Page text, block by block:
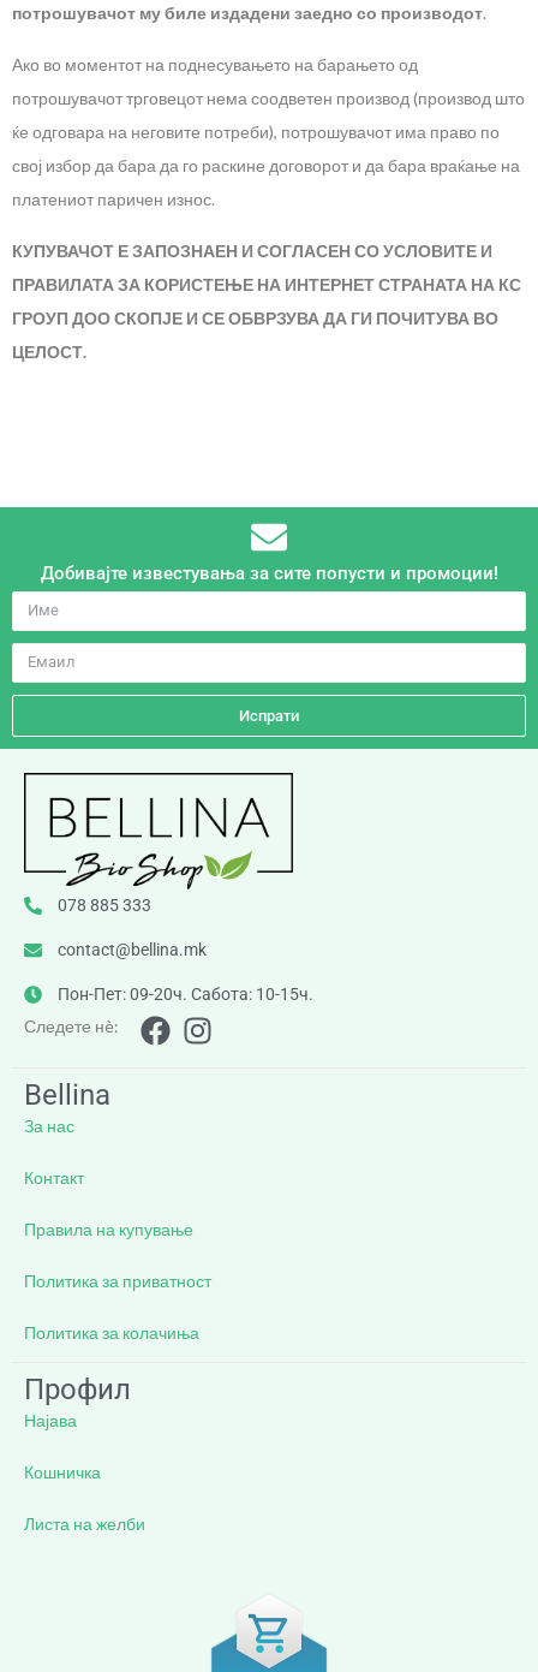
потрошувачот му биле издадени заедно со производот.
Ако во моментот на поднесувањето на барањето од
потрошувачот трговецот нема соодветен производ (производ што
ќе одговара на неговите потреби), потрошувачот има право по
свој избор да бара да го раскине договорот и да бара враќање на
платениот паричен износ.
КУПУВАЧОТ Е ЗАПОЗНАЕН И СОГЛАСЕН СО УСЛОВИТЕ И
ПРАВИЛАТА ЗА КОРИСТЕЊЕ НА ИНТЕРНЕТ СТРАНАТА НА КС
ГРОУП ДОО СКОПЈЕ И СЕ ОБВРЗУВА ДА ГИ ПОЧИТУВА ВО
ЦЕЛОСТ.
Добивајте известувања за сите попусти и промоции!
Испрати
078 885 333
contact@bellina.mk
Пон-Пет: 09-20ч. Сабота: 10-15ч.
Следете нè:
Bellina
За нас
Контакт
Правила на купување
Политика за приватност
Политика за колачиња
Профил
Најава
Кошничка
Листа на желби